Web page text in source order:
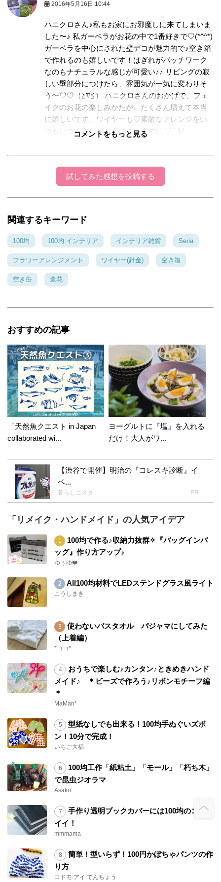
2016年5月16日 10:44
ハニクロさん♪私もお家にお邪魔しに来てしまいま
した〜♪ 私ガーベラがお花の中で1番好きで♡(*^^*)
ガーベラを中心にされた壁デコが魅力的で♪空き箱
で作れるのも嬉しいです！はぎれがパッチワーク
なのもナチュラルな感じが可愛い♪♪ リビングの寂
しい壁部分につけたら、雰囲気が一気に変わりそ
う〜♡♡（≧∇≦） ハニクロさんのおかげで、フェ
イクのお花の楽しみかたが、たくさん増えて本当
に嬉しいです。ワイヤーも♡素敵なアレンジをい
つもいつもありがとうございます( ´ ▽ ` )ﾉ
aiai*hankoさん、こんにちは！コメントありが
とうございます(^_^) aiai*hankoさん、ガーベラ
も、雰囲気がワッと明るくなりますよね☆私も
り使ったことがなかったのですが、このガーベ
ラはホントにステキで、一輪挿しのようにした
り、壁デコに使っても、可愛いと思います。 色
合いもとっても優しくて(*^^*) aiai*hankoさんの
い気持ちになれます。 また、aiai*hankoさんの
うございました！
コメントをもっと見る
試してみた感想を投稿する
関連するキーワード
100均 100均 インテリア インテリア雑貨 Seria
フラワーアレンジメント ワイヤー(針金) 空き箱
空き缶 造花
おすすめの記事
「天然魚クエスト in Japan
collaborated wi...
ヨーグルトに『塩』を入れる
だけ！大人がワ...
【渋谷で開催】明治の『コレスキ診断』イ
ベ...
暮らしニスタ PR
「リメイク・ハンドメイド」の人気アイデア
100均で作る♪収納力抜群✧『バッグインバ
ッグ』作り方アップ♪
ゆぅゆ❤️
All100均材料でLEDステンドグラス風ライト
こうしまき
使わないバスタオル パジャマにしてみた
（上着編）
*ココ*
おうちで楽しむ♪カンタン♪ときめきハンド
メイド♪ ＊ビーズで作ろう♪リボンモチーフ編
＊
MaMan*
型紙なしでも出来る！100均手ぬぐいズボ
ン！10分で完成！
いちご大福
100均工作「紙粘土」「モール」「朽ち木」
で昆虫ジオラマ
Asako
手作り透明ブックカバーには100均のコレが
イイ！
mmmama
簡単！型いらず！100円かぼちゃパンツの作
り方
コドモ.アイ てんちょう